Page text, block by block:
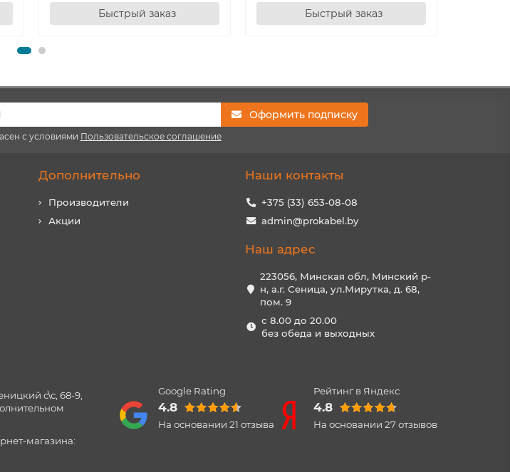
Быстрый заказ Быстрый заказ
Оформить подписку
с условиями Пользовательское соглашение
Дополнительно
Производители
Акции
Наши контакты
+375 (33) 653-08-08
admin@prokabel.by
Наш адрес
223056, Минская обл, Минский р-
н, а.г. Сеница, ул.Мирутка, д. 68,
пом. 9
с 8.00 до 20.00
без обеда и выходных
с\с, 68-9,
магазина:
Google Rating
4.8
На основании 21 отзыва
Рейтинг в Яндекс
4.8
На основании 27отзывов